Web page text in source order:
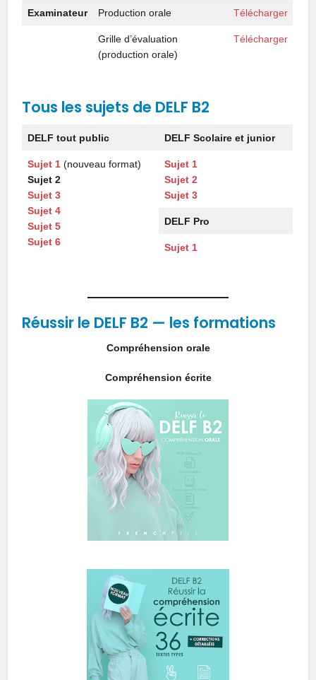
Examinateur Production orale Télécharger
Grille d’évaluation
(production orale)
Télécharger
Tous les sujets de DELF B2
DELF tout public DELF Scolaire et junior
Sujet 1 (nouveau format)
Sujet 2
Sujet 3
Sujet 4
Sujet 5
Sujet 6
Sujet 1
Sujet 2
Sujet 3
DELF Pro
Sujet 1
Réussir le DELF B2 — les formations
Compréhension orale
Compréhension écrite